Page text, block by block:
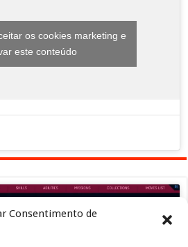
Consentimento de
os cookies marketing e
este conteúdo